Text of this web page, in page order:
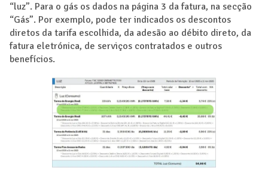
“luz”. Para o gás os dados na página 3 da fatura, na secção
“Gás”. Por exemplo, pode ter indicados os descontos
diretos da tarifa escolhida, da adesão ao débito direto, da
fatura eletrónica, de serviços contratados e outros
benefícios.